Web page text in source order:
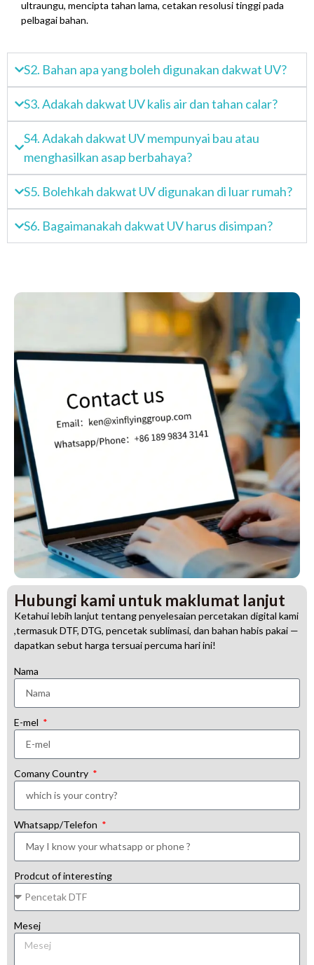
ultraungu, mencipta tahan lama, cetakan resolusi tinggi pada
pelbagai bahan.
S2. Bahan apa yang boleh digunakan dakwat UV?
S3. Adakah dakwat UV kalis air dan tahan calar?
S4. Adakah dakwat UV mempunyai bau atau
menghasilkan asap berbahaya?
S5. Bolehkah dakwat UV digunakan di luar rumah?
S6. Bagaimanakah dakwat UV harus disimpan?
Hubungi kami untuk maklumat lanjut
Ketahui lebih lanjut tentang penyelesaian percetakan digital kami
,termasuk DTF, DTG, pencetak sublimasi, dan bahan habis pakai —
dapatkan sebut harga tersuai percuma hari ini!
Nama
E-mel
Comany Country
Whatsapp/Telefon
Prodcut of interesting
Mesej